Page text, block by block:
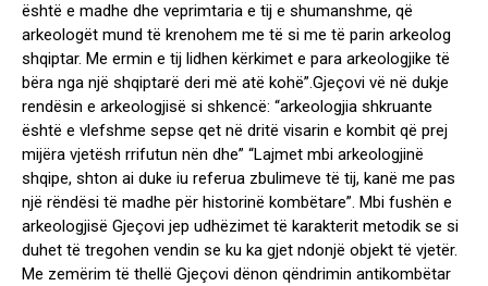
është e madhe dhe veprimtaria e tij e shumanshme, që
arkeologët mund të krenohem me të si me të parin arkeolog
shqiptar. Me ermin e tij lidhen kërkimet e para arkeologjike të
bëra nga një shqiptarë deri më atë kohë”.Gjeçovi vë në dukje
rendësin e arkeologjisë si shkencë: “arkeologjia shkruante
është e vlefshme sepse qet në dritë visarin e kombit që prej
mijëra vjetësh rrifutun nën dhe” “Lajmet mbi arkeologjinë
shqipe, shton ai duke iu referua zbulimeve të tij, kanë me pas
një rëndësi të madhe për historinë kombëtare”. Mbi fushën e
arkeologjisë Gjeçovi jep udhëzimet të karakterit metodik se si
duhet të tregohen vendin se ku ka gjet ndonjë objekt të vjetër.
Me zemërim të thellë Gjeçovi dënon qëndrimin antikombëtar